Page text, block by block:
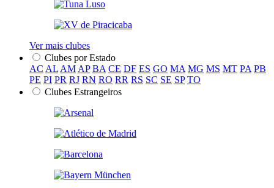
Ver mais clubes
Clubes por Estado
AC AL AM AP BA CE DF ES GO MA MG MS MT PA PB
PE PI PR RJ RN RO RR RS SC SE SP TO
Clubes Estrangeiros